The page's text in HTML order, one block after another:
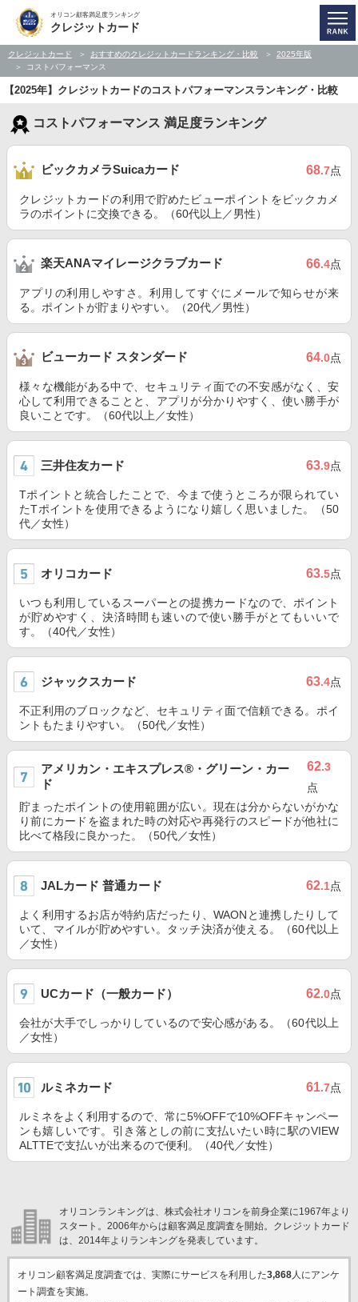
オリコン顧客満足度ランキング
クレジットカード
クレジットカード おすすめのクレジットカードランキング・比較
2025年版
コストパフォーマンス
【2025年】クレジットカードのコストパフォーマンスランキング・比較
コストパフォーマンス 満足度ランキング
ビックカメラSuicaカード 68.7点
クレジットカードの利用で貯めたビューポイントをビックカメ
ラのポイントに交換できる。（60代以上／男性）
楽天ANAマイレージクラブカード 66.4点
アプリの利用しやすさ。利用してすぐにメールで知らせが来
る。ポイントが貯まりやすい。（20代／男性）
ビューカード スタンダード 64.0点
様々な機能がある中で、セキュリティ面での不安感がなく、安
心して利用できることと、アプリが分かりやすく、使い勝手が
良いことです。（60代以上／女性）
三井住友カード 63.9点
Tポイントと統合したことで、今まで使うところが限られてい
たTポイントを使用できるようになり嬉しく思いました。（50
代／女性）
オリコカード 63.5点
いつも利用しているスーパーとの提携カードなので、ポイント
が貯めやすく、決済時間も速いので使い勝手がとてもいいで
す。（40代／女性）
ジャックスカード 63.4点
不正利用のブロックなど、セキュリティ面で信頼できる。ポイ
ントもたまりやすい。（50代／女性）
アメリカン・エキスプレス®・グリーン・カー
ド
62.3
点
貯まったポイントの使用範囲が広い。現在は分からないがかな
り前にカードを盗まれた時の対応や再発行のスピードが他社に
比べて格段に良かった。（50代／女性）
JALカード 普通カード 62.1点
よく利用するお店が特約店だったり、WAONと連携したりして
いて、マイルが貯めやすい。タッチ決済が使える。（60代以上
／女性）
UCカード（一般カード） 62.0点
会社が大手でしっかりしているので安心感がある。（60代以上
／女性）
ルミネカード 61.7点
ルミネをよく利用するので、常に5%OFFで10%OFFキャンペー
ンも嬉しいです。引き落としの前に支払いたい時に駅のVIEW
ALTTEで支払いが出来るので便利。（40代／女性）
オリコンランキングは、株式会社オリコンを前身企業に1967年より
スタート。2006年からは顧客満足度調査を開始。クレジットカード
は、2014年よりランキングを発表しています。
オリコン顧客満足度調査では、実際にサービスを利用した3,868人にアンケ
ート調査を実施。